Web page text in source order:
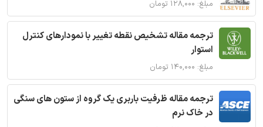
مبلغ: ۱۲۸,۰۰۰ تومان
ترجمه مقاله تشخیص نقطه تغییر با نمودارهای کنترل
استوار
مبلغ: ۱۴۰,۰۰۰ تومان
ترجمه مقاله ظرفیت باربری یک گروه از ستون های سنگی
در خاک نرم